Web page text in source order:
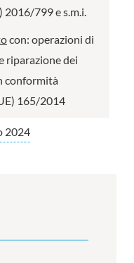
2016/799 e s.m.i.
con: operazioni di
riparazione dei
conformità
165/2014
2024